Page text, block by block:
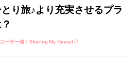
り旅♪より充実させるプラ
ーザー発！Sharing My Hawaii♡